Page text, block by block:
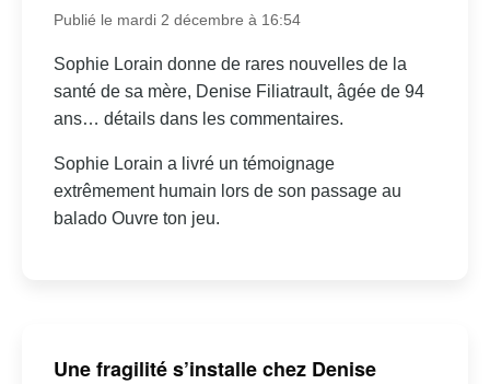
Publié le mardi 2 décembre à 16:54
Sophie Lorain donne de rares nouvelles de la
santé de sa mère, Denise Filiatrault, âgée de 94
ans… détails dans les commentaires.
Sophie Lorain a livré un témoignage
extrêmement humain lors de son passage au
balado Ouvre ton jeu.
Une fragilité s’installe chez Denise